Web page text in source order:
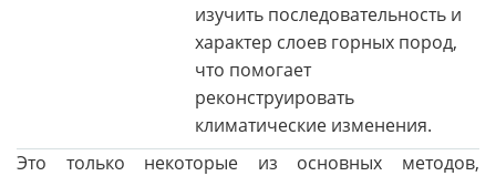
изучить последовательность и
характер слоев горных пород,
что помогает
реконструировать
климатические изменения.
Это только некоторые из основных методов,